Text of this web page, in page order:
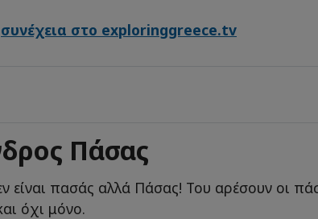
συνέχεια στο exploringgreece.tv
Πάσας
είναι πασάς αλλά Πάσας! Του αρέσουν οι
όχι μόνο.